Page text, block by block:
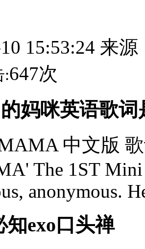
15:53:24 来源
:647次
妈咪英语歌
中文版
The 1ST Mini
anonymous.
知exo口头禅